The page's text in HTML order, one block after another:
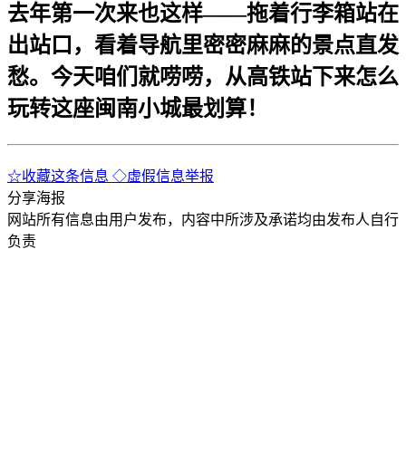
去年第一次来也这样——拖着行李箱站在
出站口，看着导航里密密麻麻的景点直发
愁。今天咱们就唠唠，从高铁站下来怎么
玩转这座闽南小城最划算！
☆收藏这条信息 ◇虚假信息举报
分享海报
网站所有信息由用户发布，内容中所涉及承诺均由发布人自行
负责